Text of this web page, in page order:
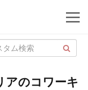
アのコワーキ